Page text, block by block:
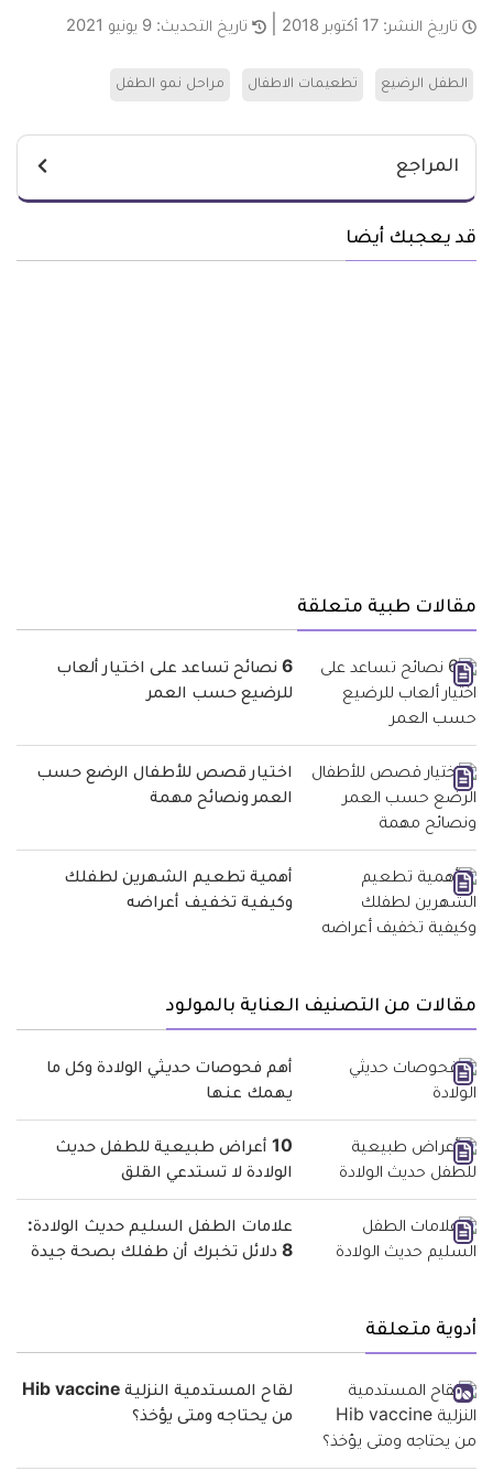
تاريخ النشر: 17 أكتوبر 2018 تاريخ التحديث: 9 يونيو 2021
الطفل الرضيع تطعيمات الاطفال مراحل نمو الطفل
المراجع
قد يعجبك أيضا
مقالات طبية متعلقة
6 نصائح تساعد على اختيار ألعاب
للرضيع حسب العمر
اختيار قصص للأطفال الرضع حسب
العمر ونصائح مهمة
أهمية تطعيم الشهرين لطفلك
وكيفية تخفيف أعراضه
مقالات من التصنيف العناية بالمولود
أهم فحوصات حديثي الولادة وكل ما
يهمك عنها
10 أعراض طبيعية للطفل حديث
الولادة لا تستدعي القلق
علامات الطفل السليم حديث الولادة:
8 دلائل تخبرك أن طفلك بصحة جيدة
أدوية متعلقة
لقاح المستدمية النزلية Hib vaccine
من يحتاجه ومتى يؤخذ؟